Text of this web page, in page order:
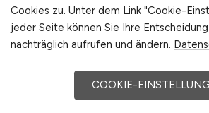
Als QS-Mitarbeiter Logistik
operativen Tagesgeschäft die
Versand. Du dokumentierst
unterstützt bei Reklamationen
Cookies zu. Unter dem Link "Cookie-
jeder Seite können Sie Ihre
nachträglich aufrufen und ändern.
COOKIE-